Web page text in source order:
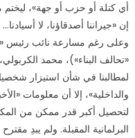
أي كتلة أو حزب أو جهة»،
إن «جيراننا أصدقاؤنا، لا
وعلى رغم مسارعة نائب رئيس
«تحالف البناء»)، محمد
لمطالبنا في شأن استيزار
والداخلية»، إلا أن معلومات
لتحصيل أكبر قدر ممكن من
البرلمانية المقبلة. ولم يبدِ